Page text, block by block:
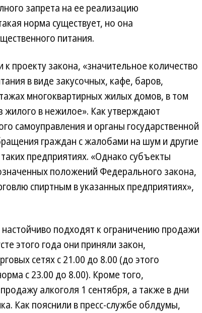
запрета на ее реализацию
норма существует, но она
питания.
к проекту закона, «значительное количество
в виде закусочных, кафе, баров,
многоквартирных жилых домов, в том
в нежилое». Как утверждают
самоуправления и органы государственной
граждан с жалобами на шум и другие
предприятиях. «Однако субъекты
положений Федерального закона,
спиртным в указанных предприятиях»,
подходят к ограничению продажи
этого года они приняли закон,
сетях с 21.00 до 8.00 (до этого
с 23.00 до 8.00). Кроме того,
алкоголя 1 сентября, а также в дни
Как пояснили в пресс-службе облдумы,